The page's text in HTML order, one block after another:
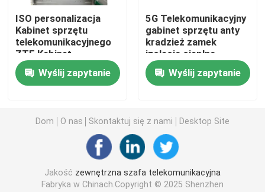
48 V korektor prądu stałego
Flatpack2 Zintegrowany system zasilania
Rozwiązania energetyczne CE+T
ISO personalizacja
Kabinet sprzętu
telekomunikacyjnego
ZTE Kabinet
zewnętrzny ZXDU58
W121V4.0Wyślij zapytanie
5G Telekomunikacyjny
gabinet sprzętu anty
kradzież zamek
izolacja cieplna
odporna na korozję
Wyślij zapytanie
Dom O nas Skontaktuj się z nami Desktop Site
Jakość zewnętrzna szafa telekomunikacyjna
Fabryka w Chinach.Copyright © 2025 Shenzhen